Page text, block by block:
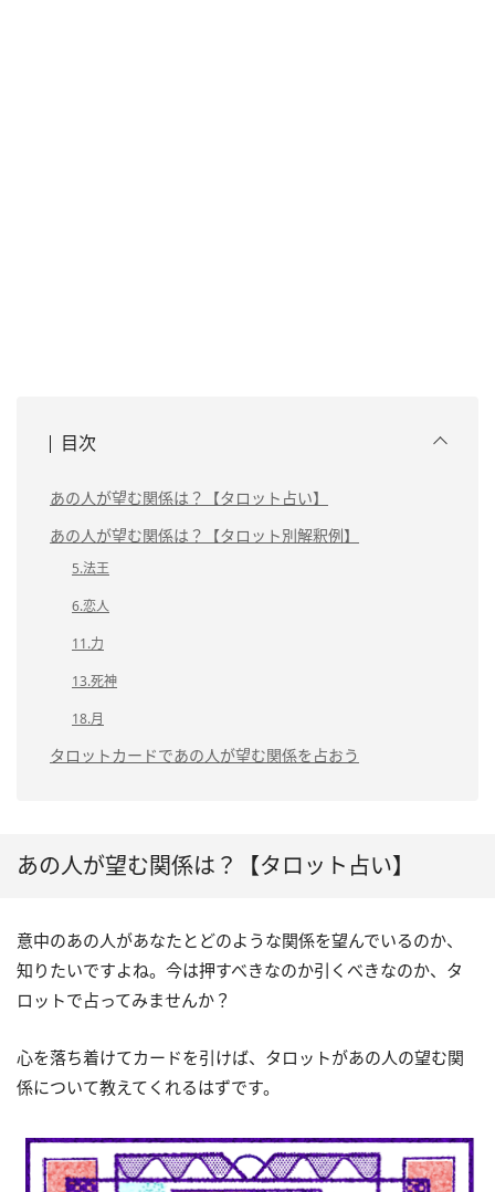
目次
あの人が望む関係は？【タロット占い】
あの人が望む関係は？【タロット別解釈例】
5.法王
6.恋人
11.力
13.死神
18.月
タロットカードであの人が望む関係を占おう
あの人が望む関係は？【タロット占い】
意中のあの人があなたとどのような関係を望んでいるのか、
知りたいですよね。今は押すべきなのか引くべきなのか、タ
ロットで占ってみませんか？
心を落ち着けてカードを引けば、タロットがあの人の望む関
係について教えてくれるはずです。